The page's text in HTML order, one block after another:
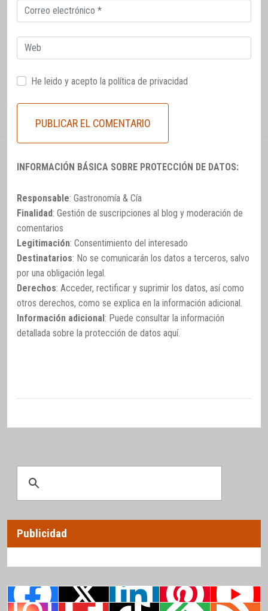
Correo
electrónico
Web
He leido y acepto la política de privacidad
INFORMACIÓN BÁSICA SOBRE PROTECCIÓN DE DATOS:
Responsable: Gastronomía & Cía
Finalidad: Gestión de suscripciones al blog y moderación de
comentarios
Legitimación: Consentimiento del interesado
Destinatarios: No se comunicarán los datos a terceros, salvo
por una obligación legal.
Derechos: Acceder, rectificar y suprimir los datos, así como
otros derechos, como se explica en la información adicional.
Información adicional : Puede consultar la información
detallada sobre la protección de datos aquí.
Publicidad